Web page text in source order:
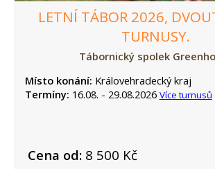
LETNÍ TÁBOR 2026,
TURNUSY.
Tábornický spolek
Místo konání: Královehradecký kraj
Termíny: 16.08. - 29.08.2026 Více turnusů
Cena od:8 500 Kč